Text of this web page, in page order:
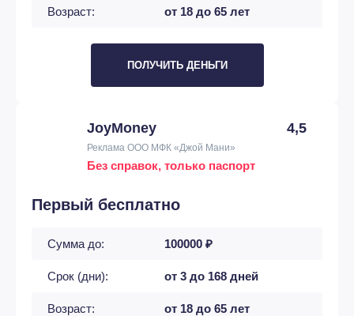
Возраст: от 18 до 65 лет
ПОЛУЧИТЬ ДЕНЬГИ
JoyMoney 4,5
Реклама ООО МФК «Джой Мани»
Без справок, только паспорт
Первый бесплатно
Сумма до: 100000 ₽
Срок (дни): от 3 до 168 дней
Возраст: от 18 до 65 лет